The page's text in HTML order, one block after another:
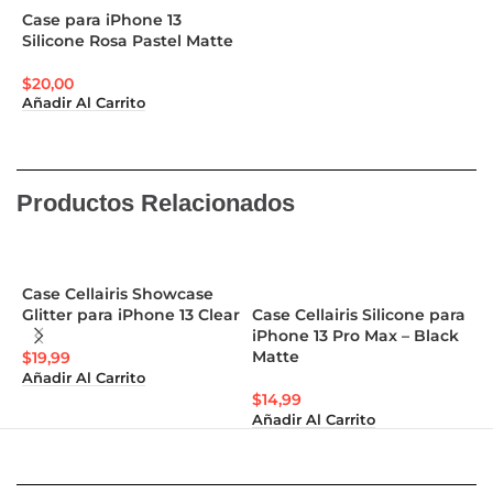
Deslice fácilmente dentro y fuera de los bolsillos
Acceso completo a todos los puertos y funciones
Case para iPhone 13
Silicone Rosa Pastel Matte
$20,00
Añadir Al Carrito
Productos Relacionados
Case Cellairis Showcase
Glitter para iPhone 13 Clear
$19,99
Añadir Al Carrito
Case Cellairis Silicone para
iPhone 13 Pro Max – Black
Matte
$14,99
Añadir Al Carrito